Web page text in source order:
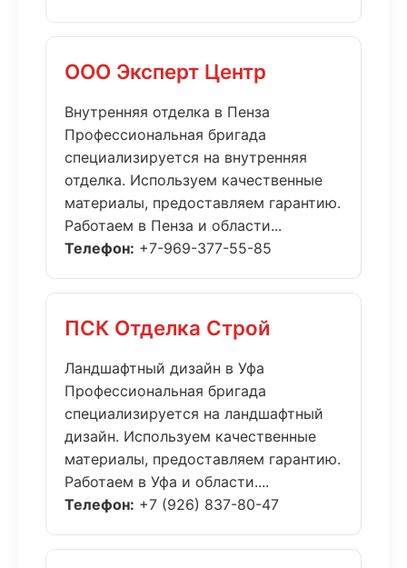
ООО Эксперт Центр
Внутренняя отделка в Пенза
Профессиональная бригада
специализируется на внутренняя
отделка. Используем качественные
материалы, предоставляем гарантию.
Работаем в Пенза и области...
Телефон: +7-969-377-55-85
ПСК Отделка Строй
Ландшафтный дизайн в Уфа
Профессиональная бригада
специализируется на ландшафтный
дизайн. Используем качественные
материалы, предоставляем гарантию.
Работаем в Уфа и области....
Телефон: +7 (926) 837-80-47